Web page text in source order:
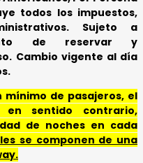
todos los impuestos,
Sujeto a
de reservar y
Cambio vigente al día
de pasajeros, el
sentido contrario,
de noches en cada
se componen de una